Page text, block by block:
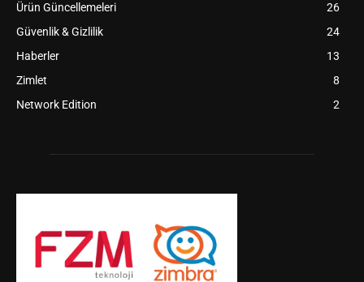
Ürün Güncellemeleri
26
Güvenlik & Gizlilik
24
Haberler
13
Zimlet
8
Network Edition
2